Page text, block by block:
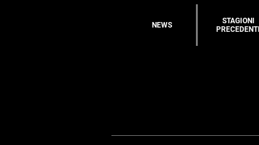
NEWS
STAGIONI
PRECEDENTI